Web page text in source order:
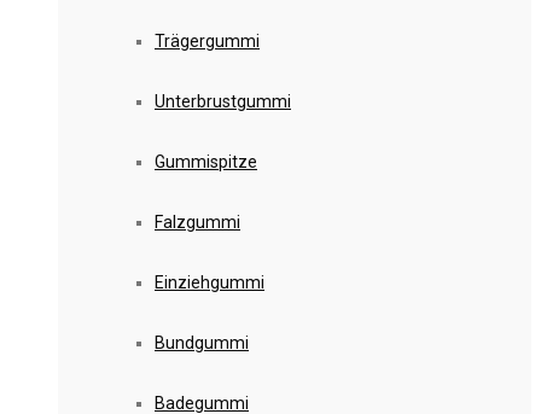
Trägergummi
Unterbrustgummi
Gummispitze
Falzgummi
Einziehgummi
Bundgummi
Badegummi